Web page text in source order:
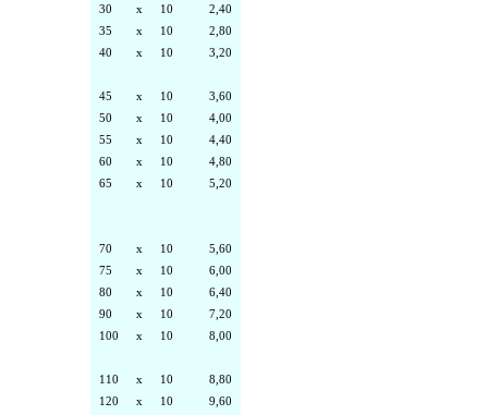
30
x 10
2,40
35
x 10
2,80
40
x 10 3,20
45 x 10
3,60
50
x 10
4,00
55
x 10
4,40
60
x 10
4,80
65
x 10 5,20
70 x 10
5,60
75
x 10
6,00
80
x 10
6,40
90
x 10
7,20
100
x 10 8,00
110 x 10
8,80
120
x 10 9,60